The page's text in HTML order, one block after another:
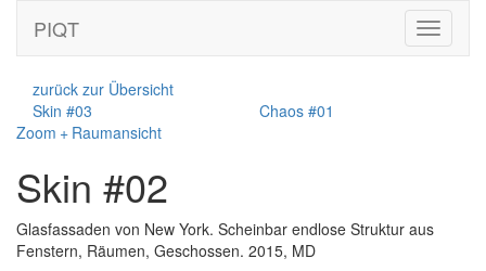
Toggle
PIQT
zurück zur Übersicht
Skin #03
Chaos #01
Zoom + Raumansicht
Skin #02
Glasfassaden von New York. Scheinbar endlose Struktur aus
Fenstern, Räumen, Geschossen. 2015, MD